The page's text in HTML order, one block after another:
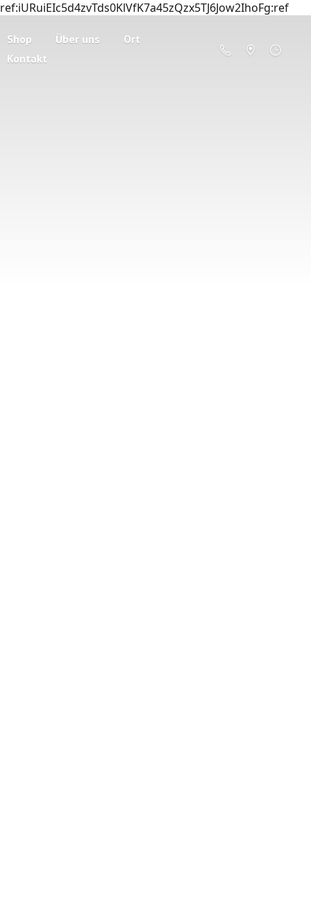
ref:iURuiEIc5d4zvTds0KlVfK7a45zQzx5TJ6Jow2IhoFg:ref
Shop Über uns
Ort
Kontakt